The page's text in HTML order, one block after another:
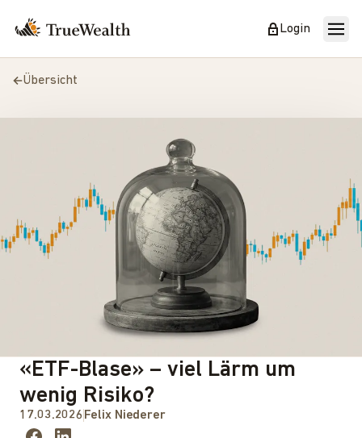
Login
Übersicht
«ETF-Blase» – viel Lärm um
wenig Risiko?
17.03.2026 Felix Niederer